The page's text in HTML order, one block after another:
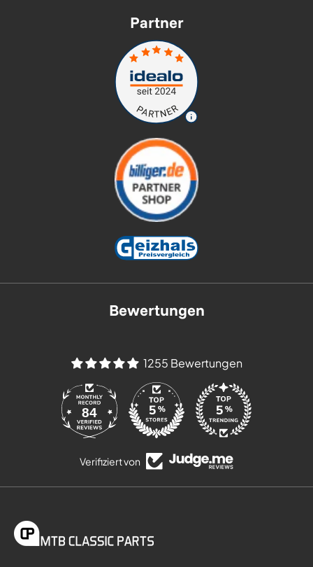
Partner
Bewertungen
1255 Bewertungen
84
Verifiziert von